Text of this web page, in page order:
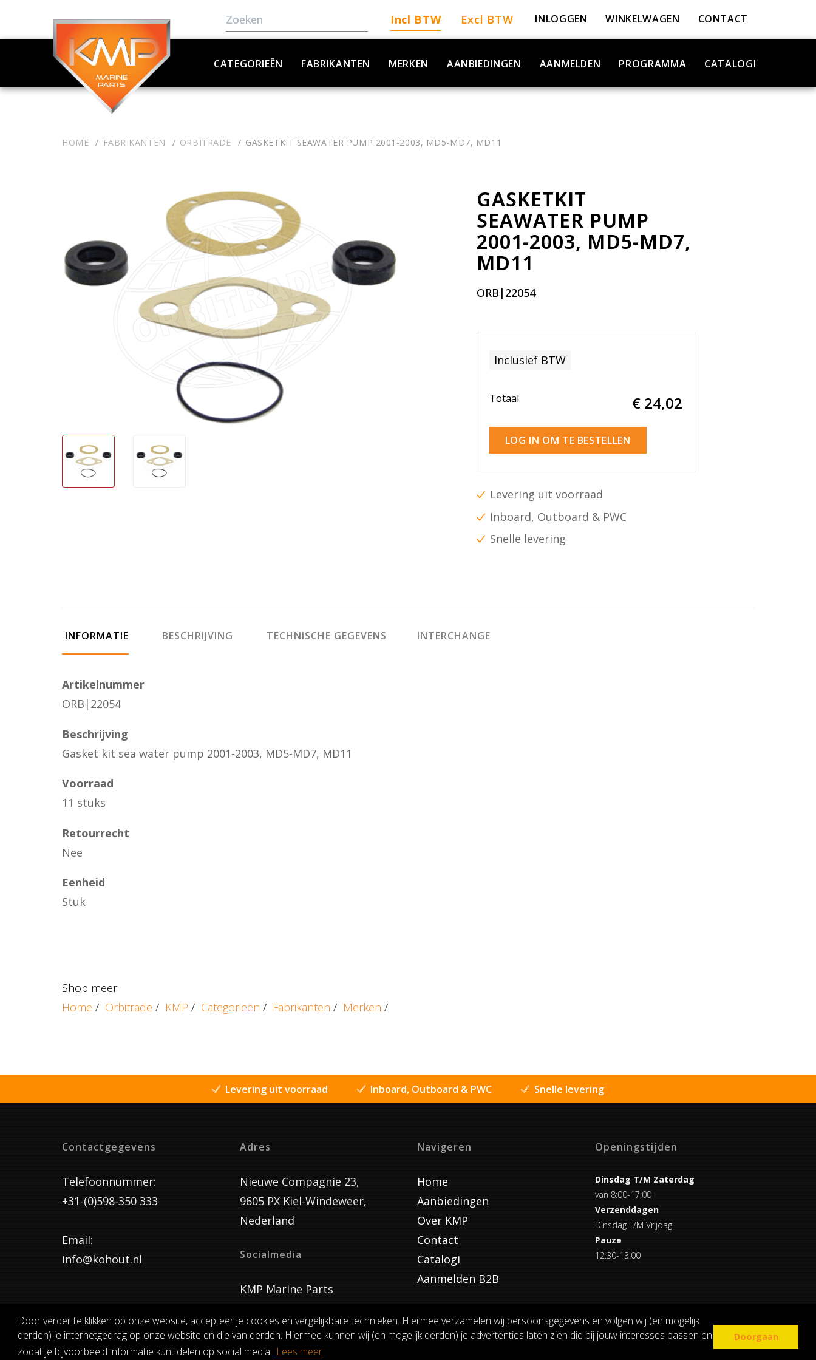
Door verder te klikken op onze website, accepteer je cookies en vergelijkbare technieken. Hiermee verzamelen wij persoonsgegevens en volgen wij (en mogelijk
derden) je internetgedrag op onze website en die van derden. Hiermee kunnen wij (en mogelijk derden) je advertenties laten zien die bij jouw interesses passen en
zodat je bijvoorbeeld informatie kunt delen op social media. Lees meer
Doorgaan
Incl BTW Excl BTW INLOGGEN WINKELWAGEN CONTACT
CATEGORIEËN FABRIKANTEN MERKEN AANBIEDINGEN AANMELDEN PROGRAMMA CATALOGI
HOME FABRIKANTEN ORBITRADE GASKETKIT SEAWATER PUMP 2001-2003, MD5-MD7, MD11
GASKETKIT
SEAWATER PUMP
2001-2003, MD5-MD7,
MD11
ORB|22054
Inclusief BTW
Totaal € 24,02
LOG IN OM TE BESTELLEN
Levering uit voorraad
Inboard, Outboard & PWC
Snelle levering
INFORMATIE BESCHRIJVING TECHNISCHE GEGEVENS INTERCHANGE
Artikelnummer
ORB|22054
Beschrijving
Gasket kit sea water pump 2001-2003, MD5-MD7, MD11
Voorraad
11 stuks
Retourrecht
Nee
Eenheid
Stuk
Shop meer
Home / Orbitrade / KMP / Categorieën / Fabrikanten / Merken /
Levering uit voorraad Inboard, Outboard & PWC Snelle levering
Contactgegevens
Telefoonnummer:
+31-(0)598-350 333
Email:
info@kohout.nl
Adres
Nieuwe Compagnie 23,
9605 PX Kiel-Windeweer,
Nederland
Socialmedia
KMP Marine Parts
Navigeren
Home
Aanbiedingen
Over KMP
Contact
Catalogi
Aanmelden B2B
Openingstijden
Dinsdag T/M Zaterdag
van 8:00-17:00
Verzenddagen
Dinsdag T/M Vrijdag
Pauze
12:30-13:00
ALGEMENE VOORWAARDEN